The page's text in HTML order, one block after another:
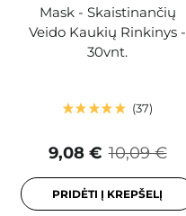
Mask - Skaistinančių
Veido Kaukių Rinkinys -
30vnt.
37
10,09 €
9,08 €
PRIDĖTI Į KREPŠELĮ